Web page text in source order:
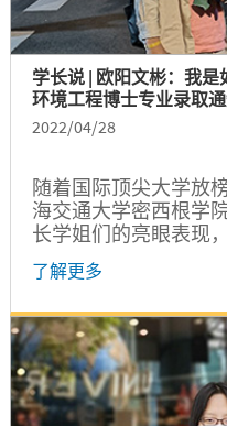
学长说 | 欧阳文彬：我
环境工程博士专业录取通
2022/04/28
随着国际顶尖大学放
海交通大学密西根学
长学姐们的亮眼表现
理工学院、斯坦福大
根大学等知名大学的
校收割机”具备了哪些
别邀请了一些同学来
享嘉宾是来自密西根
大四的欧阳文彬同学
了解更多